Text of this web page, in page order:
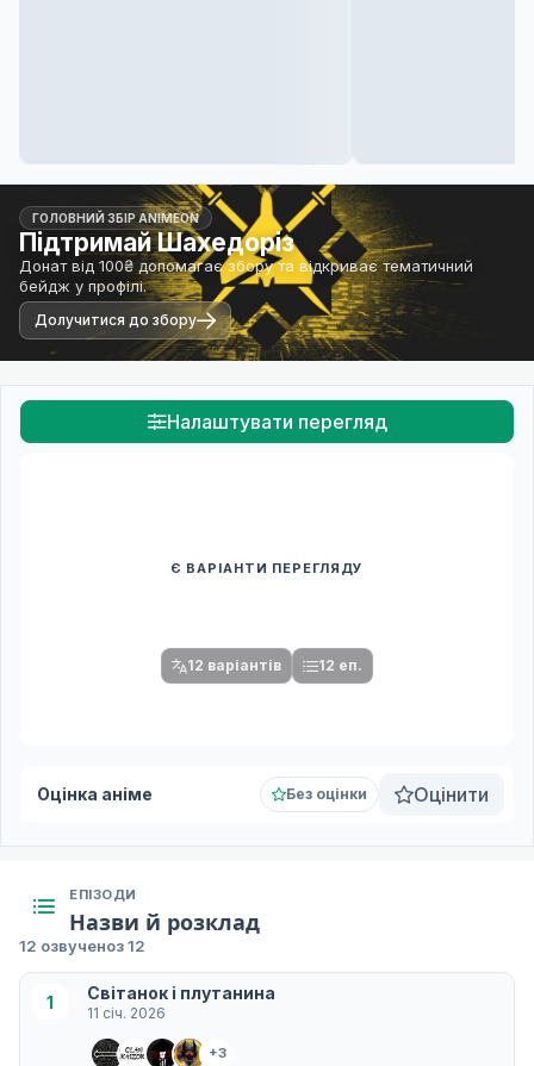
ГОЛОВНИЙ ЗБІР ANIMEON
Підтримай Шахедоріз
Донат від 100₴ допомагає збору та відкриває тематичний
бейдж у профілі.
Долучитися до збору
Налаштувати перегляд
Є ВАРІАНТИ ПЕРЕГЛЯДУ
12 варіантів 12 еп.
Оцінка аніме Без оцінки Оцінити
ЕПІЗОДИ
Назви й розклад
12 озвученоз 12
1 Світанок і плутанина
11 січ. 2026
+3